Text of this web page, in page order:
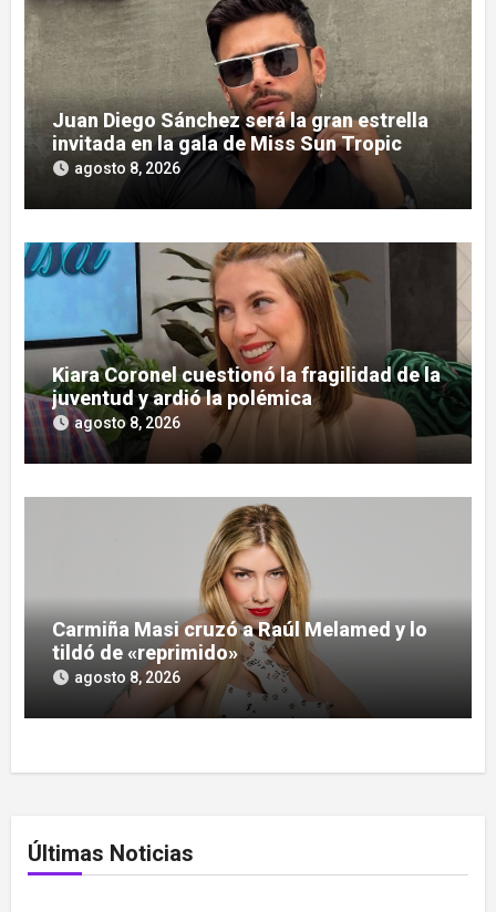
Juan Diego Sánchez será la gran estrella
invitada en la gala de Miss Sun Tropic
agosto 8, 2026
Kiara Coronel cuestionó la fragilidad de la
juventud y ardió la polémica
agosto 8, 2026
Carmiña Masi cruzó a Raúl Melamed y lo
tildó de «reprimido»
agosto 8, 2026
Últimas Noticias